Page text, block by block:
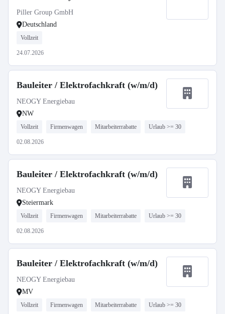
Piller Group GmbH
Deutschland
Vollzeit
24.07.2026
Bauleiter / Elektrofachkraft (w/m/d)
NEOGY Energiebau
NW
Vollzeit Firmenwagen Mitarbeiterrabatte Urlaub >= 30
02.08.2026
Bauleiter / Elektrofachkraft (w/m/d)
NEOGY Energiebau
Steiermark
Vollzeit Firmenwagen Mitarbeiterrabatte Urlaub >= 30
02.08.2026
Bauleiter / Elektrofachkraft (w/m/d)
NEOGY Energiebau
MV
Vollzeit Firmenwagen Mitarbeiterrabatte Urlaub >= 30